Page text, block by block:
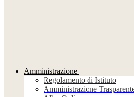
Amministrazione
Regolamento di Istituto
Amministrazione